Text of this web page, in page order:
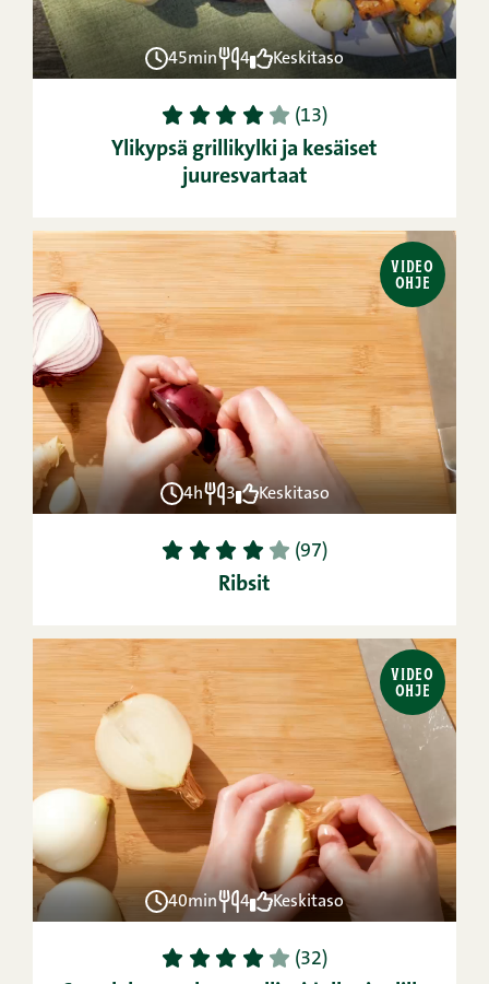
45min 4 Keskitaso
1 2 3 4 5 (13)
Ylikypsä grillikylki ja kesäiset
juuresvartaat
VIDEO
OHJE
4h 3 Keskitaso
1 2 3 4 5 (97)
Ribsit
VIDEO
OHJE
40min 4 Keskitaso
1 2 3 4 5 (32)